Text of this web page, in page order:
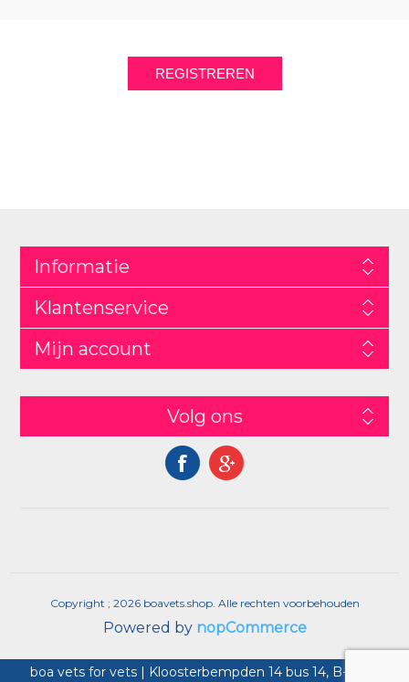
REGISTREREN
Informatie
Klantenservice
Mijn account
Volg ons
Copyright ; 2026 boavets.shop. Alle rechten voorbehouden
Powered by nopCommerce
boa vets for vets | Kloosterbempden 14 bus 14, B-3680